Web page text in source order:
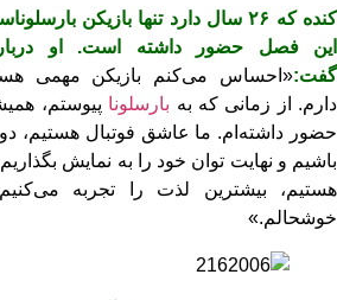
این فصل حضور داشته است. او
گفت:«احساس می‌کنم بازیکن مهمی
دارم. از زمانی که به بارسلونا پیوستم،
حضور داشته‌ام. ما عاشق فوتبال هستیم،
باشیم و نهایت توان خود را به نمایش
هستیم، بیشترین لذت را تجربه
خوشحالم.»